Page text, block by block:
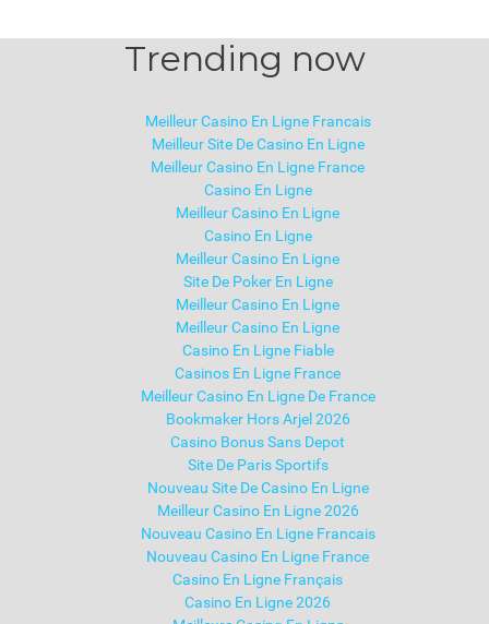
Trending now
Meilleur Casino En Ligne Francais
Meilleur Site De Casino En Ligne
Meilleur Casino En Ligne France
Casino En Ligne
Meilleur Casino En Ligne
Casino En Ligne
Meilleur Casino En Ligne
Site De Poker En Ligne
Meilleur Casino En Ligne
Meilleur Casino En Ligne
Casino En Ligne Fiable
Casinos En Ligne France
Meilleur Casino En Ligne De France
Bookmaker Hors Arjel 2026
Casino Bonus Sans Depot
Site De Paris Sportifs
Nouveau Site De Casino En Ligne
Meilleur Casino En Ligne 2026
Nouveau Casino En Ligne Francais
Nouveau Casino En Ligne France
Casino En Ligne Français
Casino En Ligne 2026